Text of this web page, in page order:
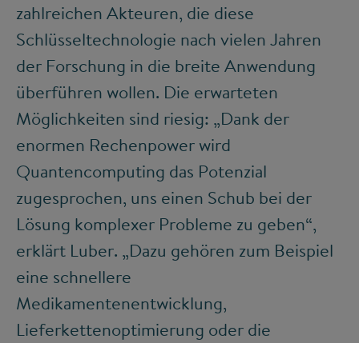
zahlreichen Akteuren, die diese
Schlüsseltechnologie nach vielen Jahren
der Forschung in die breite Anwendung
überführen wollen. Die erwarteten
Möglichkeiten sind riesig: „Dank der
enormen Rechenpower wird
Quantencomputing das Potenzial
zugesprochen, uns einen Schub bei der
Lösung komplexer Probleme zu geben“,
erklärt Luber. „Dazu gehören zum Beispiel
eine schnellere
Medikamentenentwicklung,
Lieferkettenoptimierung oder die